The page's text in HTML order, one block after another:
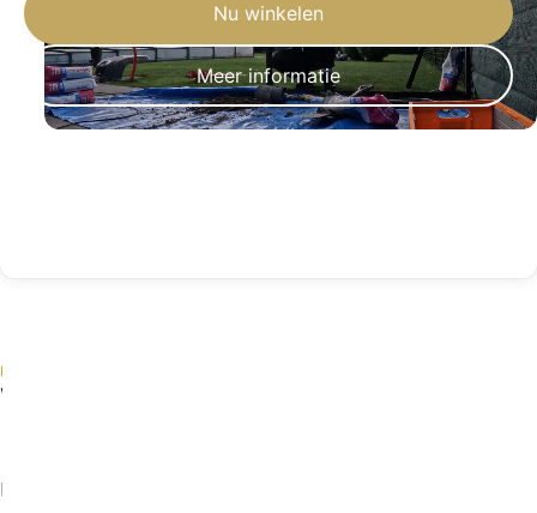
Nu winkelen
Meer informatie
MATERIAALGIDS
Waarom kiezen voor de
Niet alle omheiningen zijn gelijk. Vergelijk materialen en